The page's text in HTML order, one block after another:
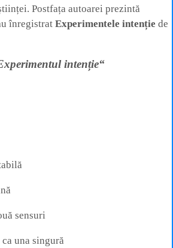
Postfața autoarei prezintă
înregistrat Experimentele intenție de
intenție“
sensuri
una singură